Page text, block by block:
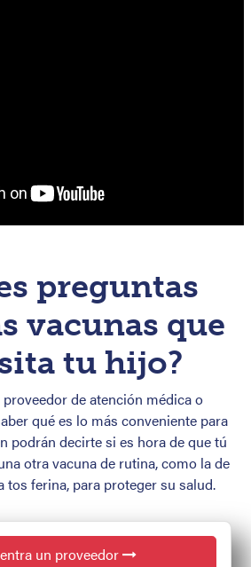
preguntas
vacunas que
tu hijo?
de atención médica o
qué es lo más conveniente para
podrán decirte si es hora de que tú
otra vacuna de rutina, como la de
tos ferina, para proteger su salud.
un proveedor